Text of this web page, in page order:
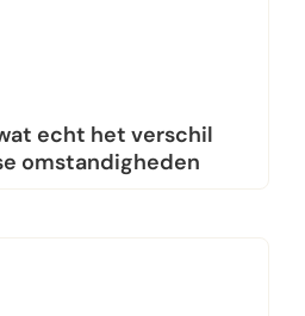
echt het verschil
omstandigheden